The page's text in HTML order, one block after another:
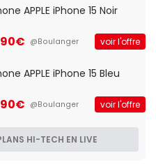
APPLE iPhone 15 Noir
@Boulanger voir l'offre
APPLE iPhone 15 Bleu
@Boulanger voir l'offre
HI-TECH EN LIVE